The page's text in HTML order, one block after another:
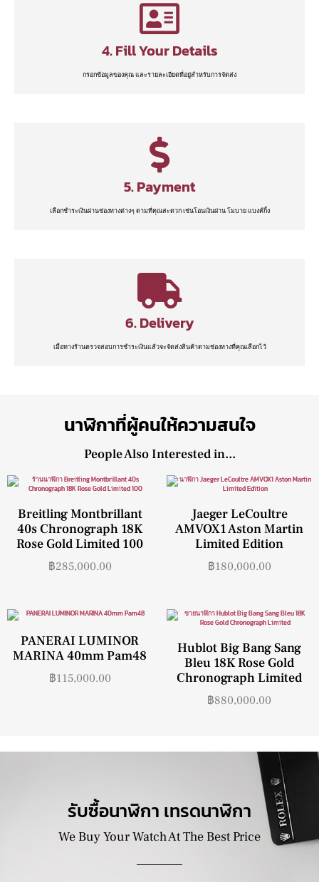
4. Fill Your Details
กรอกข้อมูลของคุณ และรายละเอียดที่อยู่สำหรับการจัดส่ง
5. Payment
เลือกชำระเงินผ่านช่องทางต่างๆ ตามที่คุณสะดวก เช่นโอนเงินผ่าน โมบาย แบงค์กิ้ง
6. Delivery
เมื่อทางร้านตรวจสอบการชำระเงินแล้วจะจัดส่งสินค้าตามช่องทางที่คุณเลือกไว้
นาฬิกาที่ผู้คนให้ความสนใจ
People Also Interested in...
Breitling Montbrillant
40s Chronograph 18K
Rose Gold Limited 100
฿285,000.00
Jaeger LeCoultre
AMVOX1 Aston Martin
Limited Edition
฿180,000.00
PANERAI LUMINOR
MARINA 40mm Pam48
฿115,000.00
Hublot Big Bang Sang
Bleu 18K Rose Gold
Chronograph Limited
฿880,000.00
รับซื้อนาฬิกา เทรดนาฬิกา
We Buy Your Watch At The Best Price